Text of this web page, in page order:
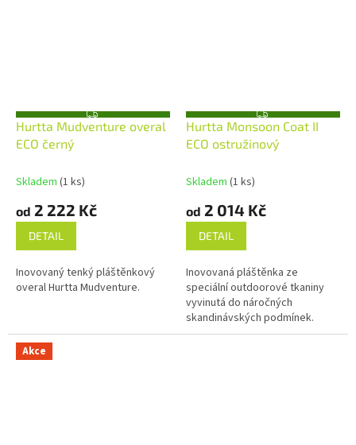
Z
D
Hurtta Mudventure overal
ECO černý
Skladem (1 ks)
od 2 222 Kč
DETAIL
Inovovaný tenký pláštěnkový
overal Hurtta Mudventure.
Z
D
A
R
Hurtta Monsoon Coat II
ECO ostružinový
Skladem (1 ks)
od 2 014 Kč
DETAIL
Inovovaná pláštěnka ze
speciální outdoorové tkaniny
vyvinutá do náročných
skandinávských podmínek.
Akce